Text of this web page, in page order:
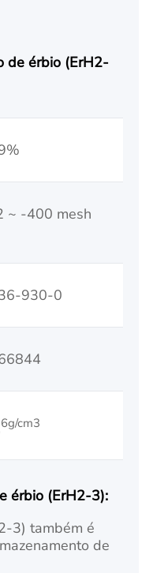
de érbio (ErH2-
~ -400 mesh
930-0
6g/cm3
érbio (ErH2-3):
3) também é
de